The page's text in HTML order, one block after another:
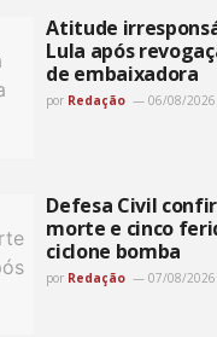
Atitude
Lula após
de embaixadora
por Redação 06/08/2026
Defesa Civil
morte e cinco
ciclone bomba
por Redação 07/08/